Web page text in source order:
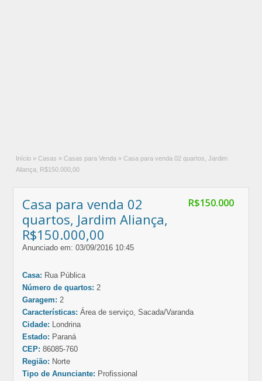
Início » Casas » Casas para Venda » Casa para venda 02 quartos, Jardim
Aliança, R$150.000,00
R$150.000
Casa para venda 02
quartos, Jardim Aliança,
R$150.000,00
Anunciado em: 03/09/2016 10:45
Casa: Rua Pública
Número de quartos: 2
Garagem: 2
Características: Área de serviço, Sacada/Varanda
Cidade: Londrina
Estado: Paraná
CEP: 86085-760
Região: Norte
Tipo de Anunciante: Profissional